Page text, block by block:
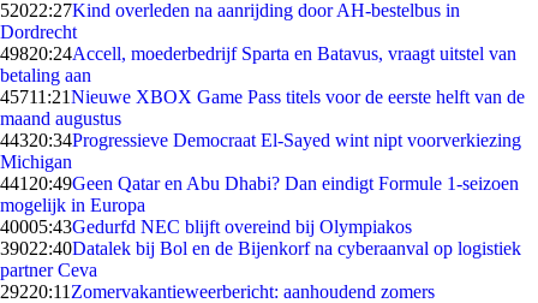
52022:27Kind overleden na aanrijding door AH-bestelbus in
Dordrecht
49820:24Accell, moederbedrijf Sparta en Batavus, vraagt uitstel van
betaling aan
45711:21Nieuwe XBOX Game Pass titels voor de eerste helft van de
maand augustus
44320:34Progressieve Democraat El-Sayed wint nipt voorverkiezing
Michigan
441 20:49Geen Qatar en Abu Dhabi? Dan eindigt Formule 1-seizoen
mogelijk in Europa
40005:43Gedurfd NEC blijft overeind bij Olympiakos
39022:40Datalek bij Bol en de Bijenkorf na cyberaanval op logistiek
partner Ceva
29220:11 Zomervakantieweerbericht: aanhoudend zomers